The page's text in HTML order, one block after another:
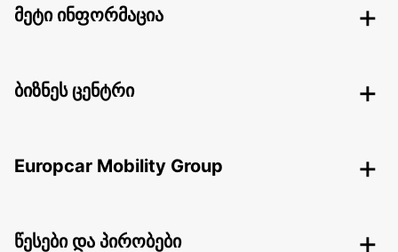
მეტი ინფორმაცია
ბიზნეს ცენტრი
Europcar Mobility Group
წესები და პირობები